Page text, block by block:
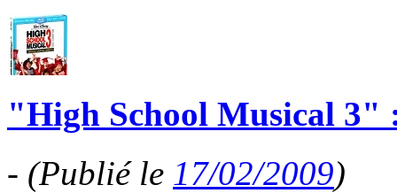
"High School Musical 3"
- (Publié le 17/02/2009)